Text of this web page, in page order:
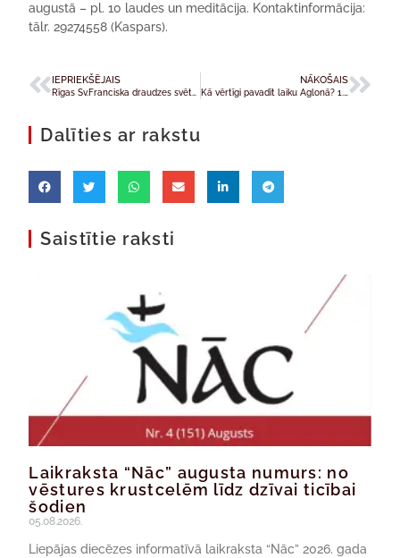
augustā – pl. 10 laudes un meditācija. Kontaktinformācija:
tālr. 29274558 (Kaspars).
IEPRIEKŠĒJAIS NĀKOŠAIS
Dalīties ar rakstu
Saistītie raksti
Laikraksta “Nāc” augusta numurs: no
vēstures krustcelēm līdz dzīvai ticībai
šodien
05.08.2026.
Liepājas diecēzes informatīvā laikraksta “Nāc” 2026. gada